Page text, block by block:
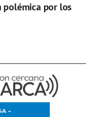
polémica por los